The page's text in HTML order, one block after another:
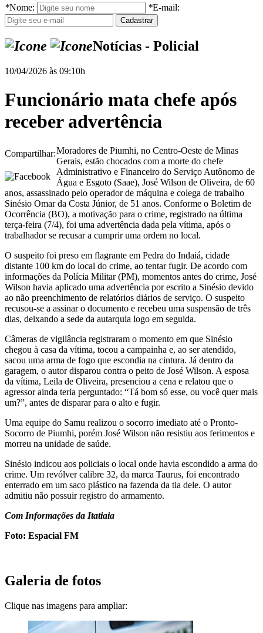
*Nome: *E-mail:
Notícias - Policial
10/04/2026 às 09:10h
Funcionário mata chefe após
receber advertência
Compartilhar:Moradores de Piumhi, no Centro-Oeste de Minas
Gerais, estão chocados com a morte do chefe
Administrativo e Financeiro do Serviço Autônomo de
Água e Esgoto (Saae), José Wilson de Oliveira, de 60
anos, assassinado pelo operador de máquina e colega de trabalho
Sinésio Omar da Costa Júnior, de 51 anos. Conforme o Boletim de
Ocorrência (BO), a motivação para o crime, registrado na última
terça-feira (7/4), foi uma advertência dada pela vítima, após o
trabalhador se recusar a cumprir uma ordem no local.
O suspeito foi preso em flagrante em Pedra do Indaiá, cidade
distante 100 km do local do crime, ao tentar fugir. De acordo com
informações da Polícia Militar (PM), momentos antes do crime, José
Wilson havia aplicado uma advertência por escrito a Sinésio devido
ao não preenchimento de relatórios diários de serviço. O suspeito
recusou-se a assinar o documento e recebeu uma suspensão de três
dias, deixando a sede da autarquia logo em seguida.
Câmeras de vigilância registraram o momento em que Sinésio
chegou à casa da vítima, tocou a campainha e, ao ser atendido,
sacou uma arma de fogo que escondia na cintura. Já dentro da
garagem, o autor disparou contra o peito de José Wilson. A esposa
da vítima, Leila de Oliveira, presenciou a cena e relatou que o
agressor ainda teria perguntado: “Tá bom só esse, ou você quer mais
um?”, antes de disparar para o alto e fugir.
Uma equipe do Samu realizou o socorro imediato até o Pronto-
Socorro de Piumhi, porém José Wilson não resistiu aos ferimentos e
morreu na unidade de saúde.
Sinésio indicou aos policiais o local onde havia escondido a arma do
crime. Um revólver calibre 32, da marca Taurus, foi encontrado
enterrado em um saco plástico na fazenda da tia dele. O autor
admitiu não possuir registro do armamento.
Com Informações da Itatiaia
Foto: Espacial FM
Galeria de fotos
Clique nas imagens para ampliar: